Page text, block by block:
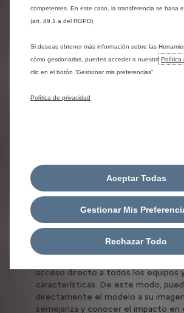
Un espacio único que reúne
Ahora, en una sola página,
encontrará todo lo que necesita: una
descubrir el producto, información
niveles de acabado y las distintas
ajusta a sus deseos con el precio
cliente.
La elección del modelo deseado se
en sólo 3 clics.En un esfuerzo de
se elimina el tradicional y aburrido
de antes. Hoy, el cliente elige
lo que quiere y lo que no quiere
acceso directo a todos los equipos
características. De este modo,
directamente el modelo a su
semejanza y conocer el impacto en
competentes. En este caso, la transferencia se basa
(art. 49.1.a del RGPD).
Si deseas obtener más información sobre las
cómo gestionarlas, puedes acceder a nuestra Política
clic en el botón “Gestionar mis preferencias”.
Política de privacidad
Gestionar Mis
Aceptar Todas
Rechazar Todo